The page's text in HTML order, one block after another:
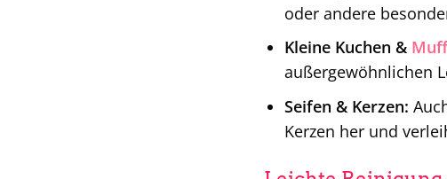
oder andere
Kleine Kuchen &
außergewöhnlichen
Seifen & Kerzen:
Kerzen her und